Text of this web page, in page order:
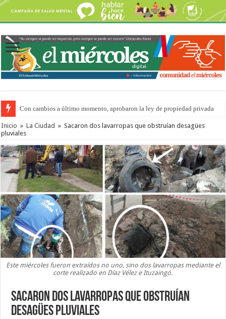
Con cambios a último momento, aprobaron la ley de propiedad privada
Inicio » La Ciudad » Sacaron dos lavarropas que obstruían desagües
pluviales
Este miércoles fueron extraídos no uno, sino dos lavarropas mediante el
corte realizado en Díaz Vélez e Ituzaingó.
Sacaron dos lavarropas que obstruían
desagües pluviales